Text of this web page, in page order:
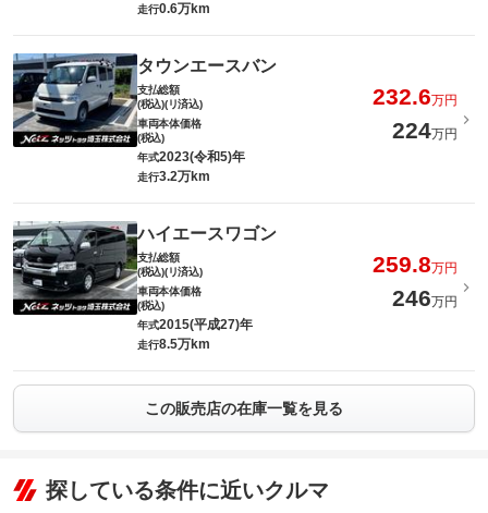
走行0.6万km
タウンエースバン
支払総額
(税込)(リ済込)
232.6万円
車両本体価格
(税込)
224万円
年式2023(令和5)年
走行3.2万km
ハイエースワゴン
支払総額
(税込)(リ済込)
259.8万円
車両本体価格
(税込)
246万円
年式2015(平成27)年
走行8.5万km
この販売店の在庫一覧を見る
探している条件に近いクルマ